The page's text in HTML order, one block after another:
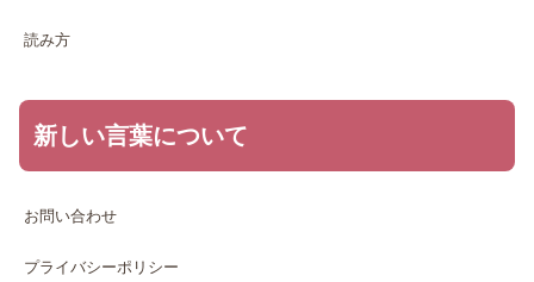
読み方
新しい言葉について
お問い合わせ
プライバシーポリシー